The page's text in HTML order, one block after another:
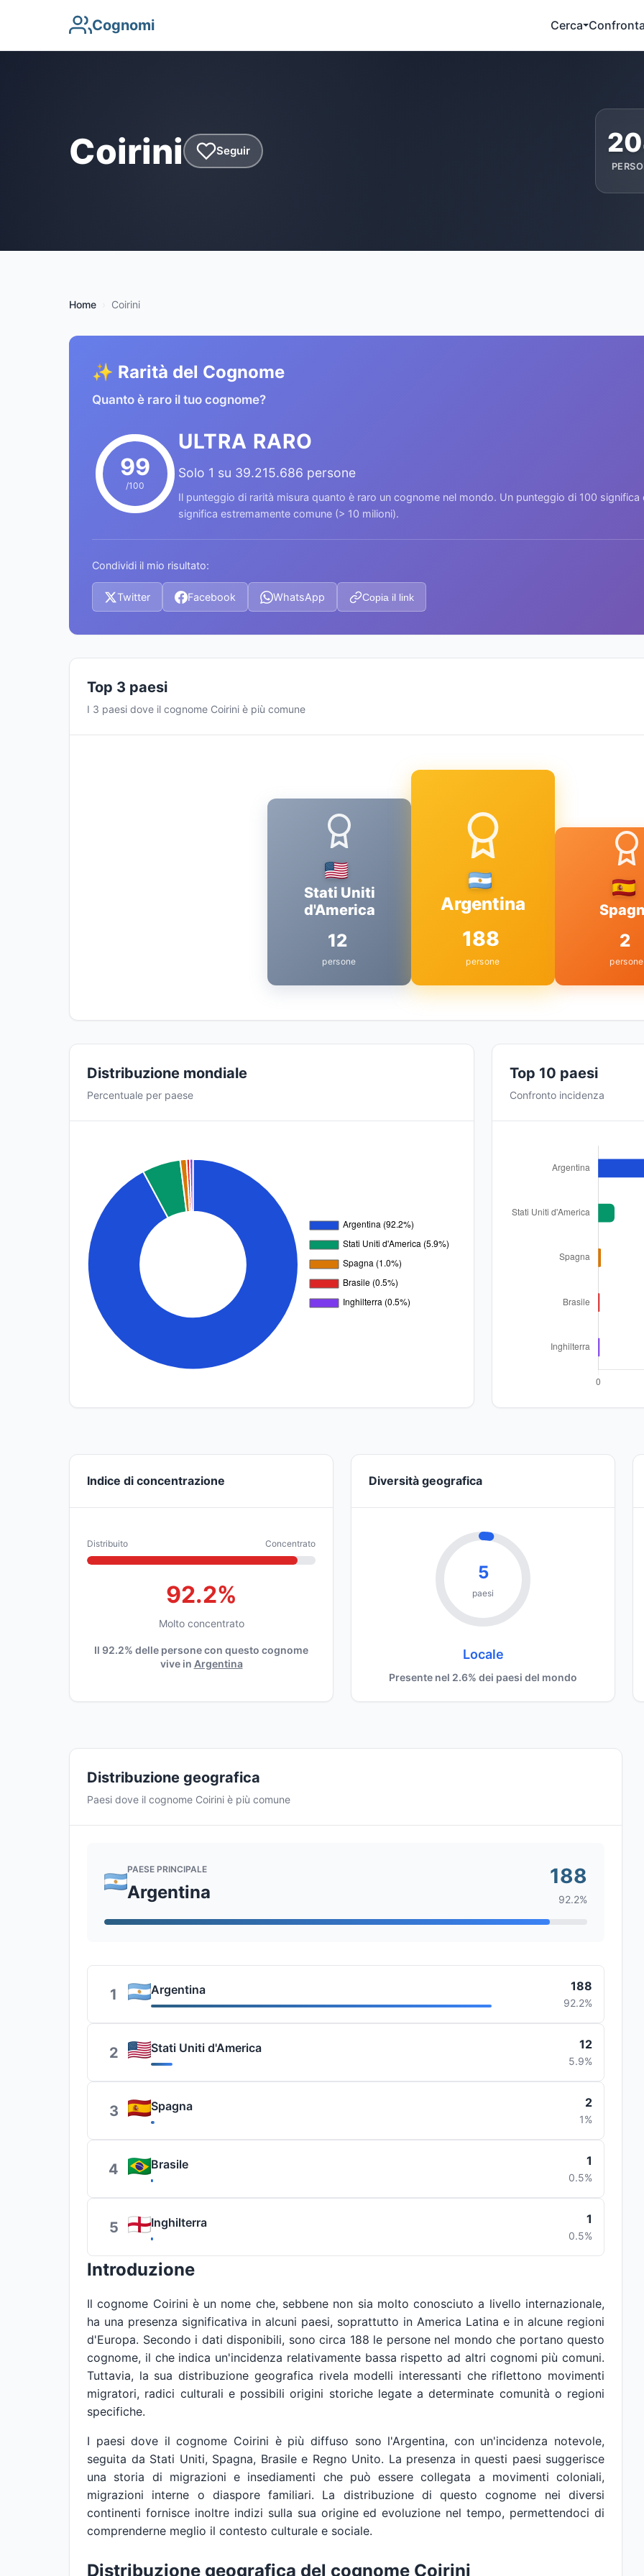
Cognomi Cerca
Coirini Seguir
Home Coirini
✨ Rarità del Cognome
Quanto è raro il tuo cognome?
99
/100
ULTRA RARO
Solo 1 su 39.215.686 persone
Il punteggio di rarità misura quanto è raro un cognome nel mondo. Un punteggio di 100
significa estremamente comune (> 10 milioni).
Condividi il mio risultato:
Twitter Facebook WhatsApp Copia il link
Top 3 paesi
I 3 paesi dove il cognome Coirini è più comune
Stati Uniti
d'America
12
persone
Argentina
188
persone
2
persone
Distribuzione mondiale
Percentuale per paese
Top 10 paesi
Confronto incidenza
Indice di concentrazione
Distribuito Concentrato
92.2%
Molto concentrato
Il 92.2% delle persone con questo cognome
vive in Argentina
Diversità geografica
5
paesi
Locale
Presente nel 2.6% dei paesi del mondo
Distribuzione geografica
Paesi dove il cognome Coirini è più comune
PAESE PRINCIPALE
Argentina
188
92.2%
1 Argentina 188
92.2%
2 Stati Uniti d'America 12
5.9%
3 Spagna 2
1%
4 Brasile 1
0.5%
5 Inghilterra 1
0.5%
Introduzione
Il cognome Coirini è un nome che, sebbene non sia molto conosciuto a livello internazionale,
ha una presenza significativa in alcuni paesi, soprattutto in America Latina e in alcune regioni
d'Europa. Secondo i dati disponibili, sono circa 188 le persone nel mondo che portano questo
cognome, il che indica un'incidenza relativamente bassa rispetto ad altri cognomi più comuni.
Tuttavia, la sua distribuzione geografica rivela modelli interessanti che riflettono movimenti
migratori, radici culturali e possibili origini storiche legate a determinate comunità o regioni
specifiche.
I paesi dove il cognome Coirini è più diffuso sono l'Argentina, con un'incidenza notevole,
seguita da Stati Uniti, Spagna, Brasile e Regno Unito. La presenza in questi paesi suggerisce
una storia di migrazioni e insediamenti che può essere collegata a movimenti coloniali,
migrazioni interne o diaspore familiari. La distribuzione di questo cognome nei diversi
continenti fornisce inoltre indizi sulla sua origine ed evoluzione nel tempo, permettendoci di
comprenderne meglio il contesto culturale e sociale.
Distribuzione geografica del cognome Coirini